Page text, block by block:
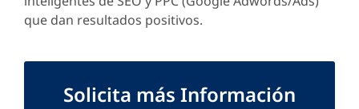
que dan resultados positivos.
Solicita más Información